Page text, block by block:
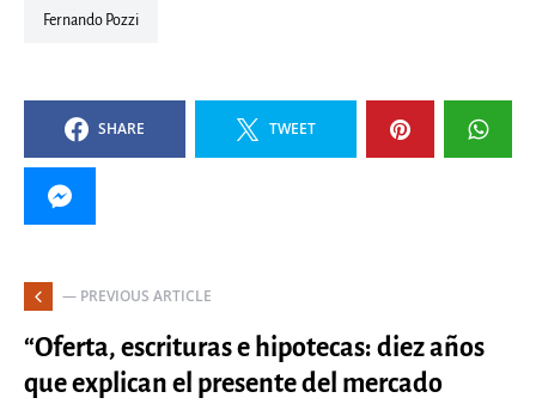
Fernando Pozzi
SHARE TWEET
— PREVIOUS ARTICLE
“Oferta, escrituras e hipotecas: diez años
que explican el presente del mercado